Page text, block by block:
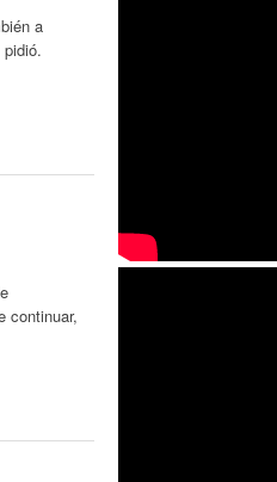
a
continuar,